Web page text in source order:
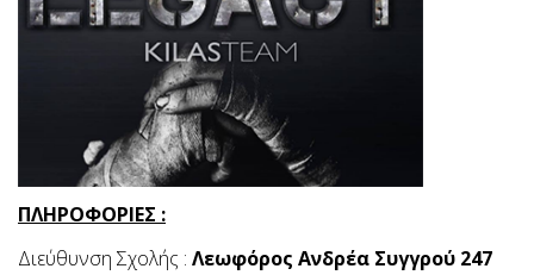
ΠΛΗΡΟΦΟΡΙΕΣ :
Διεύθυνση Σχολής : Λεωφόρος Ανδρέα Συγγρού 247